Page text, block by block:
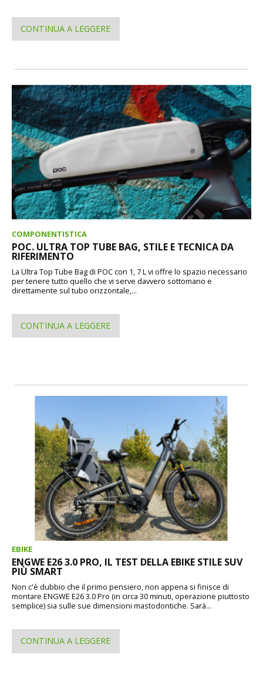
CONTINUA A LEGGERE
COMPONENTISTICA
POC. ULTRA TOP TUBE BAG, STILE E TECNICA DA
RIFERIMENTO
La Ultra Top Tube Bag di POC con 1, 7 L vi offre lo spazio necessario
per tenere tutto quello che vi serve davvero sottomano e
direttamente sul tubo orizzontale,...
CONTINUA A LEGGERE
EBIKE
ENGWE E26 3.0 PRO, IL TEST DELLA EBIKE STILE SUV
PIÙ SMART
Non c'è dubbio che il primo pensiero, non appena si finisce di
montare ENGWE E26 3.0 Pro (in circa 30 minuti, operazione piuttosto
semplice) sia sulle sue dimensioni mastodontiche. Sarà...
CONTINUA A LEGGERE